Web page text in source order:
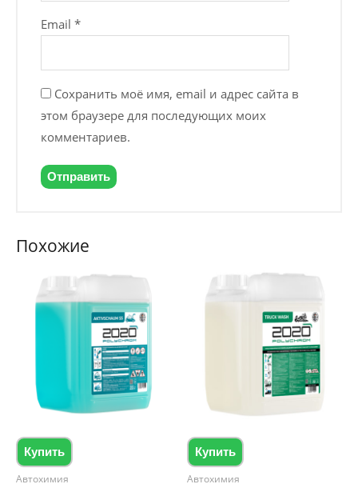
Email*
Сохранить моё имя, email и адрес сайта в
этом браузере для последующих моих
комментариев.
Похожие
Купить
Автохимия
Купить
Автохимия